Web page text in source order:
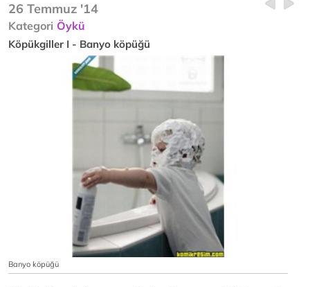
26 Temmuz '14
Kategori Öykü
Köpükgiller I - Banyo köpüğü
Banyo köpüğü